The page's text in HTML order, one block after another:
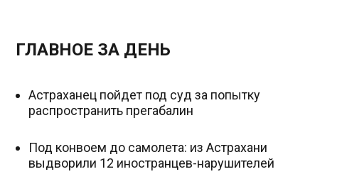
ГЛАВНОЕ ЗА ДЕНЬ
Астраханец пойдет под суд за попытку
распространить прегабалин
Под конвоем до самолета: из Астрахани
выдворили 12 иностранцев-нарушителей